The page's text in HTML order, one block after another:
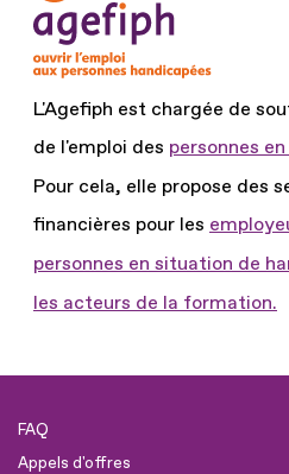
L'Agefiph est chargée de
de l'emploi des personnes
Pour cela, elle propose des
financières pour les
personnes en situation de
les acteurs de la formation.
FAQ
Appels d'offres